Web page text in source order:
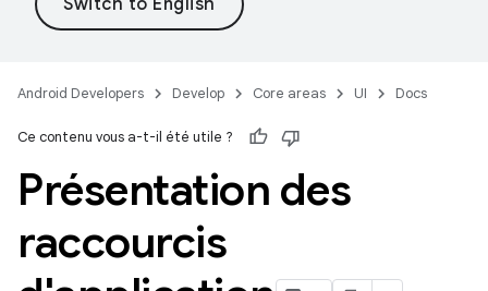
Android Developers Develop Core areas UI Docs
Ce contenu vous a-t-il été utile ?
Présentation des
raccourcis